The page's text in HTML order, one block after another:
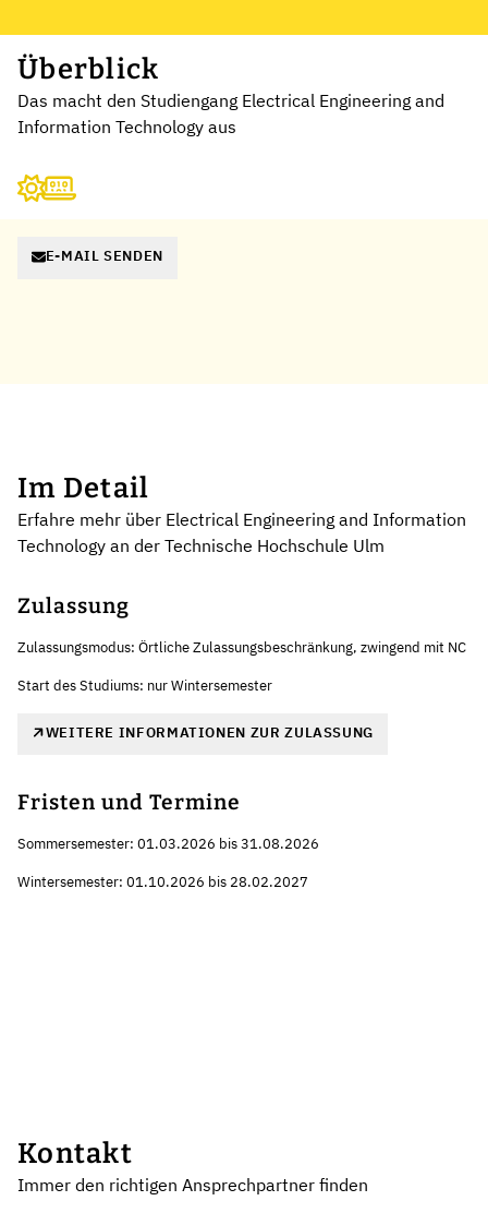
Überblick
Das macht den Studiengang Electrical Engineering and
Information Technology aus
E-MAIL SENDEN
Im Detail
Erfahre mehr über Electrical Engineering and Information
Technology an der Technische Hochschule Ulm
Zulassung
Zulassungsmodus: Örtliche Zulassungsbeschränkung, zwingend mit NC
Start des Studiums: nur Wintersemester
WEITERE INFORMATIONEN ZUR ZULASSUNG
Fristen und Termine
Sommersemester: 01.03.2026 bis 31.08.2026
Wintersemester: 01.10.2026 bis 28.02.2027
Kontakt
Immer den richtigen Ansprechpartner finden